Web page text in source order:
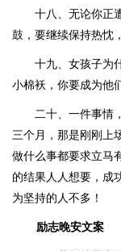
十八、无论你正
鼓，要继续保持热忱
十九、女孩子为
小棉袄，你要成为他
二十、一件事情
三个月，那是刚刚上
做什么事都要求立马
的结果人人想要，成
为坚持的人不多！
励志晚安文案